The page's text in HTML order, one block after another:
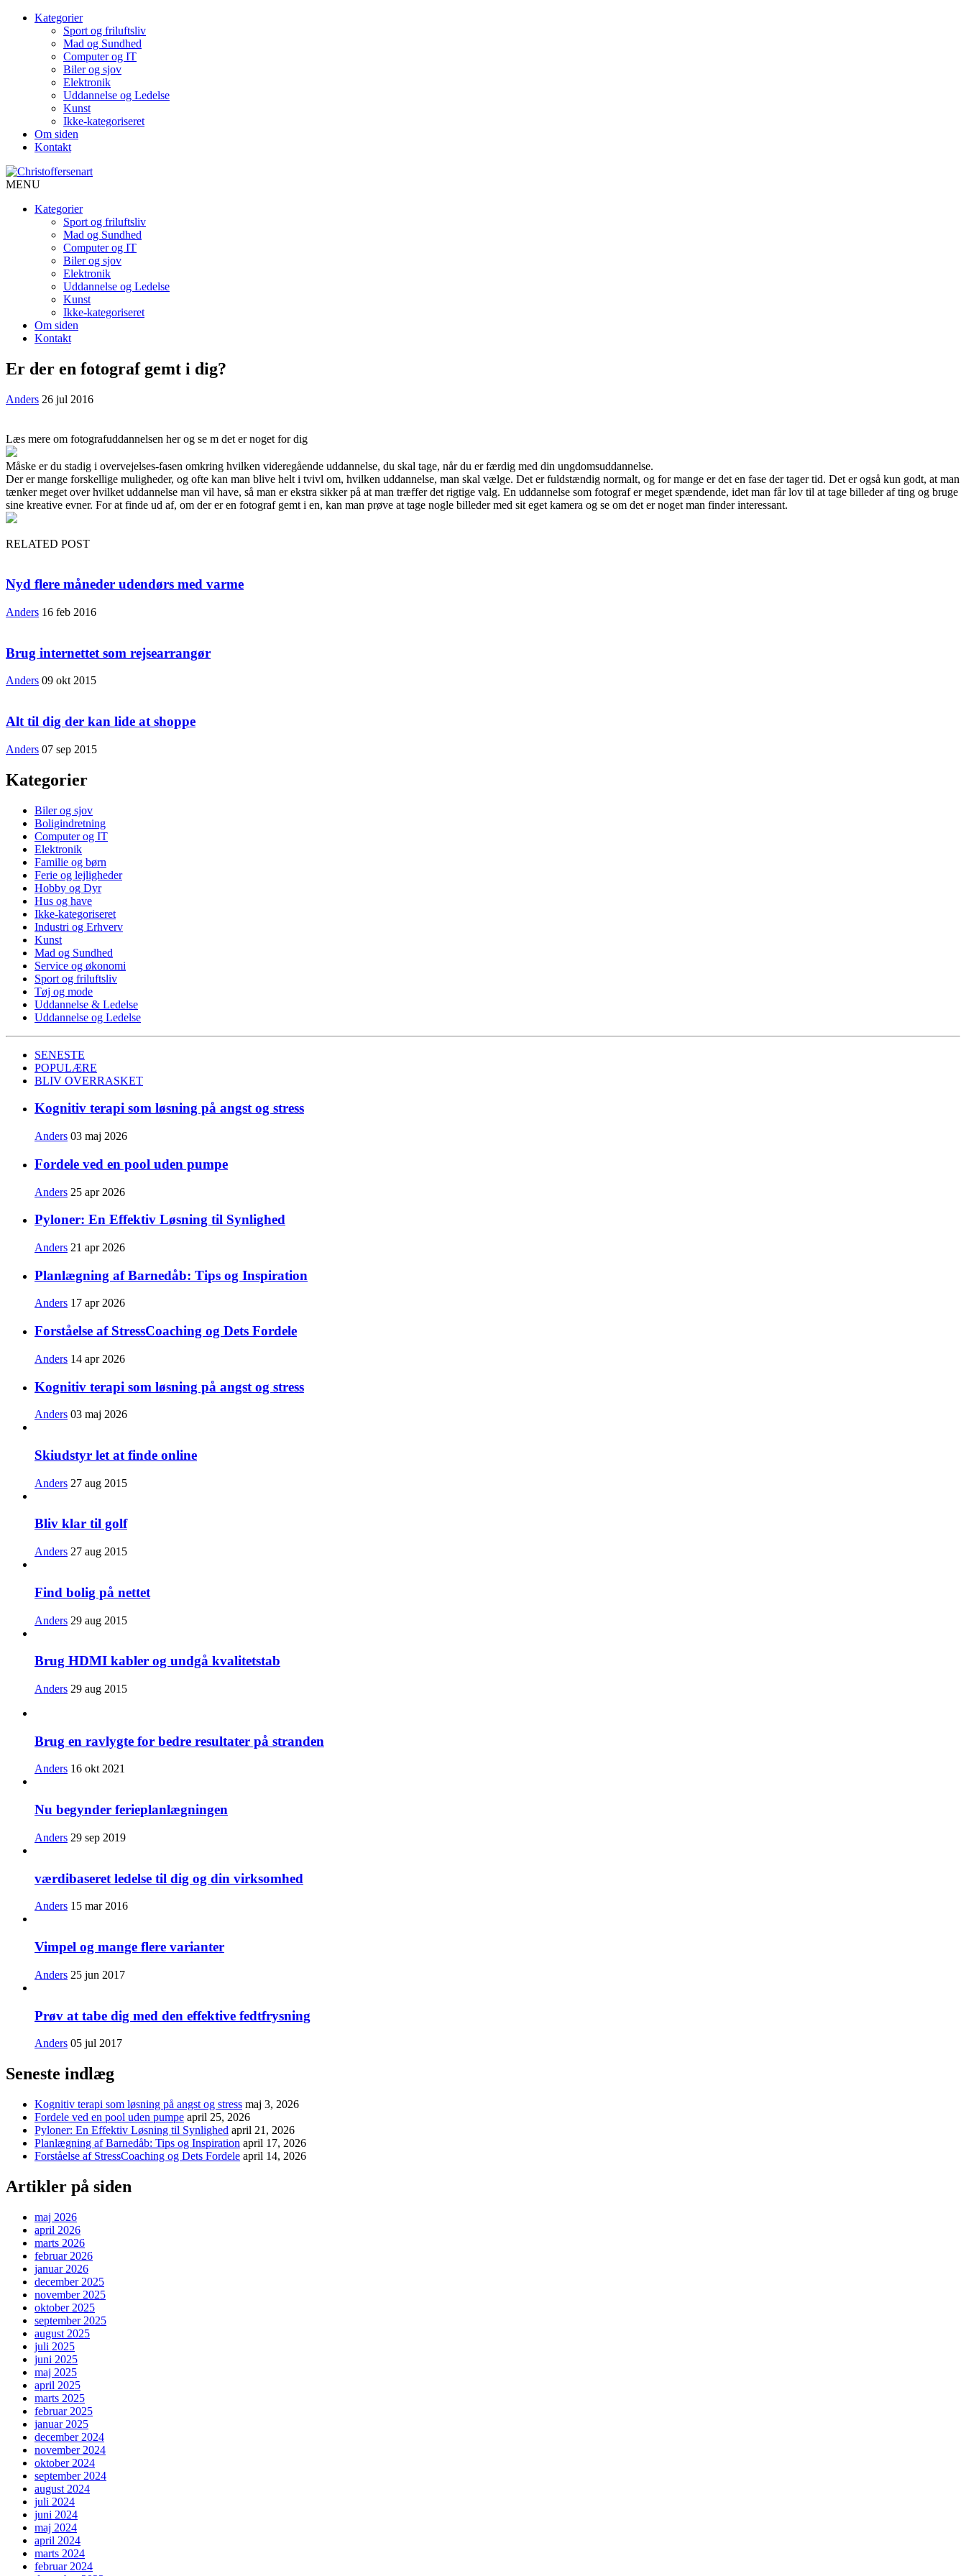
Kategorier
Sport og friluftsliv
Mad og Sundhed
Computer og IT
Biler og sjov
Elektronik
Uddannelse og Ledelse
Kunst
Ikke-kategoriseret
Om siden
Kontakt
MENU
Kategorier
Sport og friluftsliv
Mad og Sundhed
Computer og IT
Biler og sjov
Elektronik
Uddannelse og Ledelse
Kunst
Ikke-kategoriseret
Om siden
Kontakt
Er der en fotograf gemt i dig?
Anders 26 jul 2016
Læs mere om fotografuddannelsen her og se m det er noget for dig
Måske er du stadig i overvejelses-fasen omkring hvilken videregående uddannelse, du skal tage, når du er færdig med din ungdomsuddannelse.
Der er mange forskellige muligheder, og ofte kan man blive helt i tvivl om, hvilken uddannelse, man skal vælge. Det er fuldstændig normalt, og for mange er det en fase der tager tid. Det er også kun godt, at man
tænker meget over hvilket uddannelse man vil have, så man er ekstra sikker på at man træffer det rigtige valg. En uddannelse som fotograf er meget spændende, idet man får lov til at tage billeder af ting og bruge
sine kreative evner. For at finde ud af, om der er en fotograf gemt i en, kan man prøve at tage nogle billeder med sit eget kamera og se om det er noget man finder interessant.
RELATED POST
Nyd flere måneder udendørs med varme
Anders 16 feb 2016
Brug internettet som rejsearrangør
Anders 09 okt 2015
Alt til dig der kan lide at shoppe
Anders 07 sep 2015
Kategorier
Biler og sjov
Boligindretning
Computer og IT
Elektronik
Familie og børn
Ferie og lejligheder
Hobby og Dyr
Hus og have
Ikke-kategoriseret
Industri og Erhverv
Kunst
Mad og Sundhed
Service og økonomi
Sport og friluftsliv
Tøj og mode
Uddannelse & Ledelse
Uddannelse og Ledelse
SENESTE
POPULÆRE
BLIV OVERRASKET
Kognitiv terapi som løsning på angst og stress
Anders 03 maj 2026
Fordele ved en pool uden pumpe
Anders 25 apr 2026
Pyloner: En Effektiv Løsning til Synlighed
Anders 21 apr 2026
Planlægning af Barnedåb: Tips og Inspiration
Anders 17 apr 2026
Forståelse af StressCoaching og Dets Fordele
Anders 14 apr 2026
Kognitiv terapi som løsning på angst og stress
Anders 03 maj 2026
Skiudstyr let at finde online
Anders 27 aug 2015
Bliv klar til golf
Anders 27 aug 2015
Find bolig på nettet
Anders 29 aug 2015
Brug HDMI kabler og undgå kvalitetstab
Anders 29 aug 2015
Brug en ravlygte for bedre resultater på stranden
Anders 16 okt 2021
Nu begynder ferieplanlægningen
Anders 29 sep 2019
værdibaseret ledelse til dig og din virksomhed
Anders 15 mar 2016
Vimpel og mange flere varianter
Anders 25 jun 2017
Prøv at tabe dig med den effektive fedtfrysning
Anders 05 jul 2017
Seneste indlæg
Kognitiv terapi som løsning på angst og stress maj 3, 2026
Fordele ved en pool uden pumpe april 25, 2026
Pyloner: En Effektiv Løsning til Synlighed april 21, 2026
Planlægning af Barnedåb: Tips og Inspiration april 17, 2026
Forståelse af StressCoaching og Dets Fordele april 14, 2026
Artikler på siden
maj 2026
april 2026
marts 2026
februar 2026
januar 2026
december 2025
november 2025
oktober 2025
september 2025
august 2025
juli 2025
juni 2025
maj 2025
april 2025
marts 2025
februar 2025
januar 2025
december 2024
november 2024
oktober 2024
september 2024
august 2024
juli 2024
juni 2024
maj 2024
april 2024
marts 2024
februar 2024